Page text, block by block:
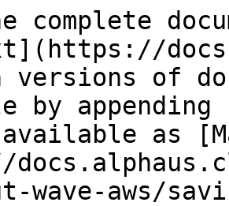
complete
versions of
by
as
wave-aws/